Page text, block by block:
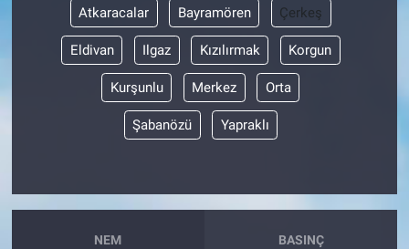
Atkaracalar Bayramören Çerkeş
Eldivan Ilgaz Kızılırmak Korgun
Kurşunlu Merkez Orta
Şabanözü Yapraklı
NEM BASINÇ